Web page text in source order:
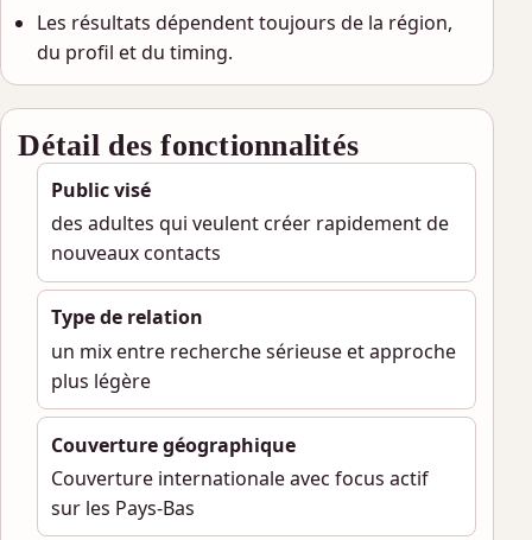
Les résultats dépendent toujours de la région,
du profil et du timing.
Détail des fonctionnalités
Public visé
des adultes qui veulent créer rapidement de
nouveaux contacts
Type de relation
un mix entre recherche sérieuse et approche
plus légère
Couverture géographique
Couverture internationale avec focus actif
sur les Pays-Bas